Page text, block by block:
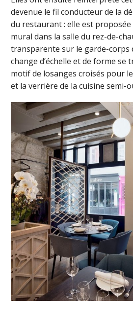
devenue le fil conducteur de la
du restaurant : elle est
mural dans la salle du rez-de-
transparente sur le garde-corps
change d’échelle et de forme se
motif de losanges croisés pour
et la verrière de la cuisine semi-